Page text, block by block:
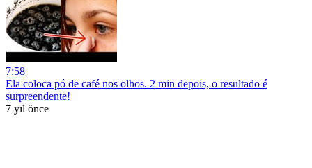
7:58
Ela coloca pó de café nos olhos. 2 min depois, o resultado é
surpreendente!
7 yıl önce